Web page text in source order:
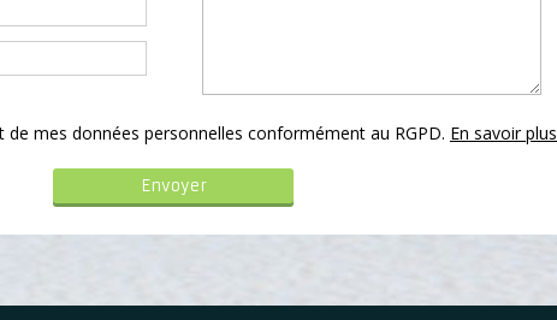
de mes données personnelles conformément au RGPD. En savoir plus